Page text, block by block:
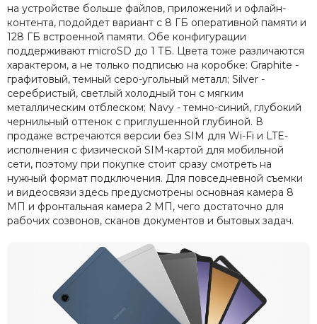
на устройстве больше файлов, приложений и офлайн-
контента, подойдет вариант с 8 ГБ оперативной памяти и
128 ГБ встроенной памяти. Обе конфигурации
поддерживают microSD до 1 ТБ. Цвета тоже различаются
характером, а не только подписью на коробке: Graphite -
графитовый, темный серо-угольный металл; Silver -
серебристый, светлый холодный тон с мягким
металлическим отблеском; Navy - темно-синий, глубокий
чернильный оттенок с приглушенной глубиной. В
продаже встречаются версии без SIM для Wi-Fi и LTE-
исполнения с физической SIM-картой для мобильной
сети, поэтому при покупке стоит сразу смотреть на
нужный формат подключения. Для повседневной съемки
и видеосвязи здесь предусмотрены основная камера 8
МП и фронтальная камера 2 МП, чего достаточно для
рабочих созвонов, сканов документов и бытовых задач.